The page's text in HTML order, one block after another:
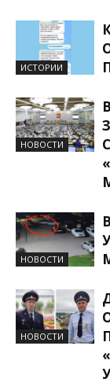
ИСТОРИИ
НОВОСТИ
НОВОСТИ
НОВОСТИ